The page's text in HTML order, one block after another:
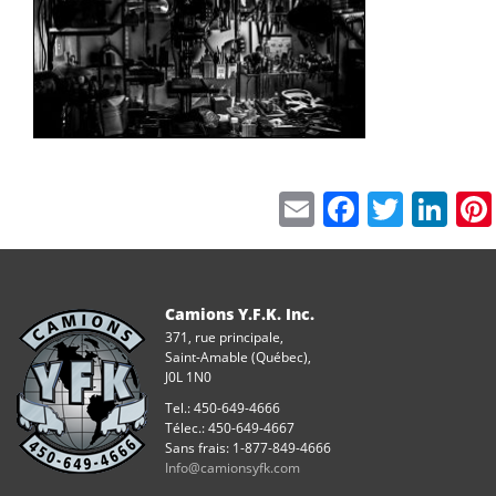
Email
Camions Y.F.K. Inc.
371, rue principale,
Saint-Amable (Québec),
J0L 1N0
Tel.: 450-649-4666
Télec.: 450-649-4667
Sans frais: 1-877-849-4666
Info@camionsyfk.com